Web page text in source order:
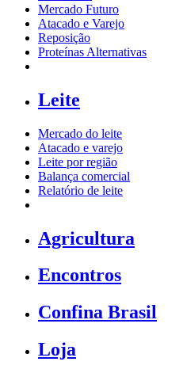
Mercado Futuro
Atacado e Varejo
Reposição
Proteínas Alternativas
Leite
Mercado do leite
Atacado e varejo
Leite por região
Balança comercial
Relatório de leite
Agricultura
Encontros
Confina Brasil
Loja